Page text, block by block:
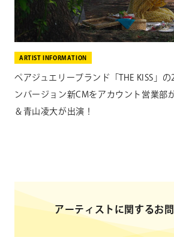
ARTIST INFORMATION
ペアジュエリーブランド「THE KISS」
ンバージョン新CMをアカウント営業部
＆青山凌大が出演！
アーティストに関するお